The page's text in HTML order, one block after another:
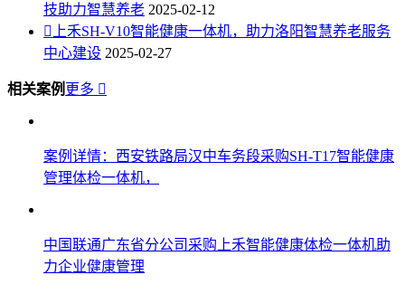
技助力智慧养老 2025-02-12
 上禾SH-V10智能健康一体机，助力洛阳智慧养老服务
中心建设 2025-02-27
相关案例 更多 
案例详情：西安铁路局汉中车务段采购SH-T17智能健康
管理体检一体机，
中国联通广东省分公司采购上禾智能健康体检一体机助
力企业健康管理